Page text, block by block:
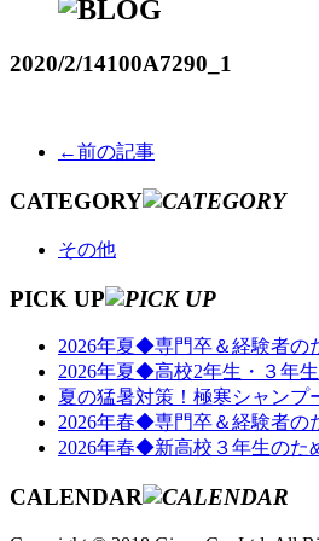
2020/2/14100A7290_1
←前の記事
CATEGORY
その他
PICK UP
2026年夏◆専門卒＆経験者の
2026年夏◆高校2年生・３年
夏の猛暑対策！極寒シャン
2026年春◆専門卒＆経験者の
2026年春◆新高校３年生のた
CALENDAR